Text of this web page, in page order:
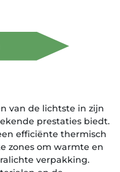
van de lichtste in zijn
prestaties biedt.
efficiënte thermisch
zones om warmte en
verpakking.